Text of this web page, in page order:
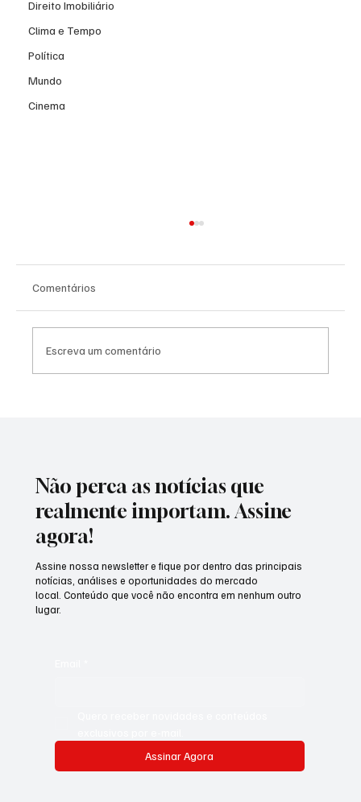
Direito Imobiliário
Clima e Tempo
Política
Mundo
Cinema
Comentários
Escreva um comentário
Não perca as notícias que
realmente importam. Assine
agora!
Assinar Agora
Assine nossa newsletter e fique por dentro das principais
notícias, análises e oportunidades do mercado
local. Conteúdo que você não encontra em nenhum outro
lugar.